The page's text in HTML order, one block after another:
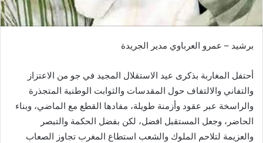
ل
ت
و
ن
ي
ا
برشيد – عمرو العرباوي مدير الجريدة
أحتفل المغاربة بذكرى عيد الاستقلال المجيد في جو من الاعتزاز
والتفاني والالتفاف حول المقدسات والثوابت الوطنية المتجذرة
والراسخة عبر عقود وأزمنة طويلة، مفادها القطع مع الماضي، وبناء
الحاضر، وجعل المستقبل افضل، لكن بفضل الحكمة والتبصر
والعزيمة لتلاحم الملوك والشعب استطاع المغرب تجاوز الصعاب